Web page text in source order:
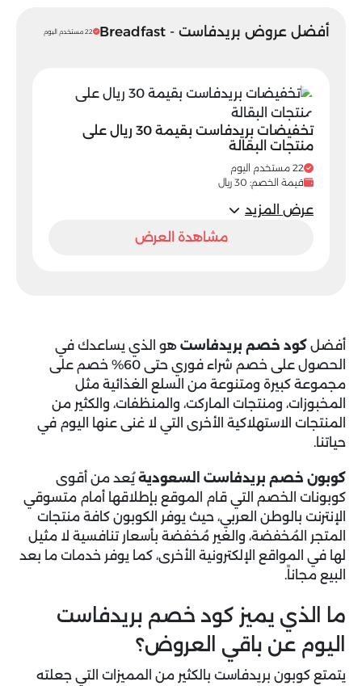
أفضل عروض بريدفاست - Breadfast 22 مستخدم اليوم
تخفيضات بريدفاست بقيمة 30 ريال على
منتجات البقالة
22 مستخدم اليوم
قيمة الخصم: 30 ريال
عرض المزيد
مشاهدة العرض
أفضل كود خصم بريدفاست هو الذي يساعدك في
الحصول على خصم شراء فوري حتى 60% خصم على
مجموعة كبيرة ومتنوعة من السلع الغذائية مثل
المخبوزات، ومنتجات الماركت، والمنظفات، والكثير من
المنتجات الاستهلاكية الأخرى التي لا غنى عنها اليوم في
حياتنا.
كوبون خصم بريدفاست السعوديةيُعد من أقوى
كوبونات الخصم التي قام الموقع بإطلاقها أمام متسوقي
الإنترنت بالوطن العربي، حيث يوفر الكوبون كافة منتجات
المتجر المُخفضة، والغير مُخفضة بأسعار تنافسية لا مثيل
لها في المواقع الإلكترونية الأخرى، كما يوفر خدمات ما بعد
البيع مجاناً.
ما الذي يميز كود خصم بريدفاست
اليوم عن باقي العروض؟
يتمتع كوبون بريدفاست بالكثير من المميزات التي جعلته